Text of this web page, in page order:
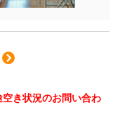
き状況のお問い合わ